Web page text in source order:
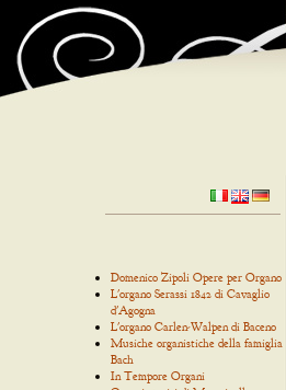
Domenico Zipoli Opere per Organo
L'organo Serassi 1842 di Cavaglio
d'Agogna
L'organo Carlen-Walpen di Baceno
Musiche organistiche della famiglia
Bach
In Tempore Organi